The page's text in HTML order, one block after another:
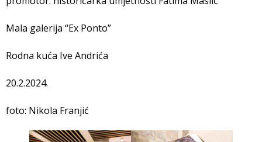
Mala galerija “Ex Ponto”
Rodna kuća Ive Andrića
20.2.2024.
foto: Nikola Franjić